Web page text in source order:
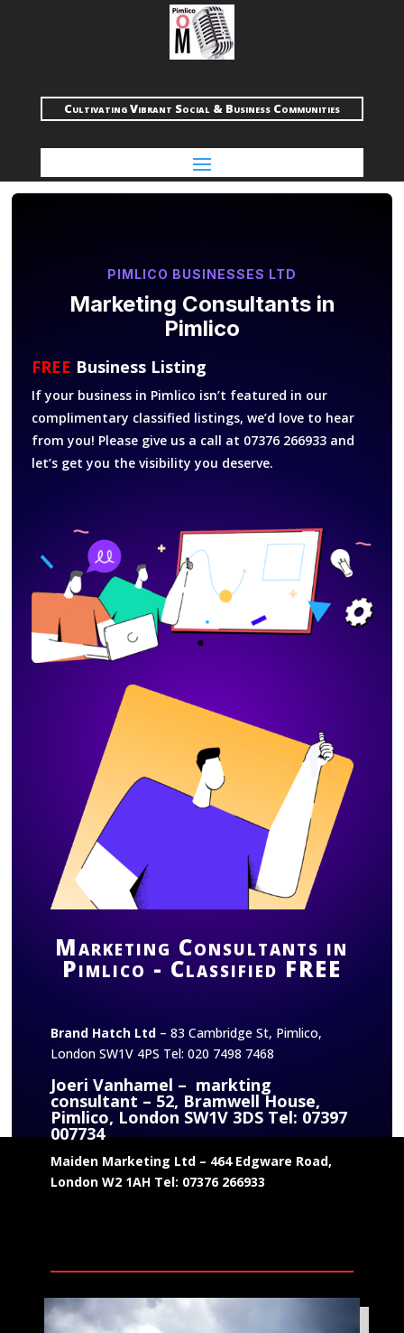
Cultivating Vibrant Social & Business Communities
PIMLICO BUSINESSES LTD
Marketing Consultants in
Pimlico
FREE Business Listing
If your business in Pimlico isn’t featured in our
complimentary classified listings, we’d love to hear
from you! Please give us a call at 07376 266933 and
let’s get you the visibility you deserve.
Marketing Consultants in
Pimlico - Classified FREE
Brand Hatch Ltd – 83 Cambridge St, Pimlico,
London SW1V 4PS Tel: 020 7498 7468
Joeri Vanhamel – markting
consultant – 52, Bramwell House,
Pimlico, London SW1V 3DS Tel: 07397
007734
Maiden Marketing Ltd – 464 Edgware Road,
London W2 1AH Tel: 07376 266933